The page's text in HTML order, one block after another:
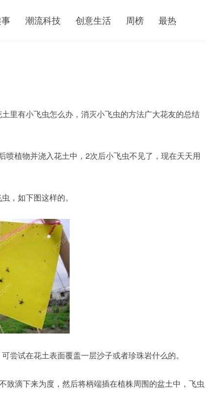
潮流科技 创意生活 周榜 最热
里有小飞虫怎么办，消灭小飞虫的方法广大花友的总结
植物并浇入花土中，2次后小飞虫不见了，现在天天用
，如下图这样的。
尝试在花土表面覆盖一层沙子或者珍珠岩什么的。
致滴下来为度，然后将柄端插在植株周围的盆土中，飞虫